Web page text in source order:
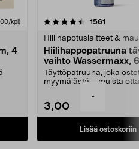
-
kpl)
4
1561
Hiilihapotuslaitteet &
Hiilihappopatruuna
vaihto Wassermaxx,
Täyttöpatruuna, joka
myymälästä – muista
3,00
Lisää ostoskoriin
4.5viidestä